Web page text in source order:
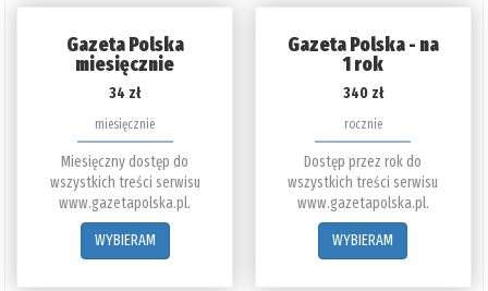
Gazeta Polska
miesięcznie
34 zł
miesięcznie
Miesięczny dostęp do
wszystkich treści serwisu
www.gazetapolska.pl.
WYBIERAM
Gazeta Polska - na
1 rok
340 zł
rocznie
Dostęp przez rok do
wszystkich treści serwisu
www.gazetapolska.pl.
WYBIERAM